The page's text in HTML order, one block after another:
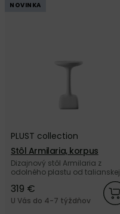
NOVINKA
PLUST collection
Stôl Armilaria, korpus
Dizajnový stôl Armilaria z
odolného plastu od talianskej
319 €
U Vás do 4-7 týždňov